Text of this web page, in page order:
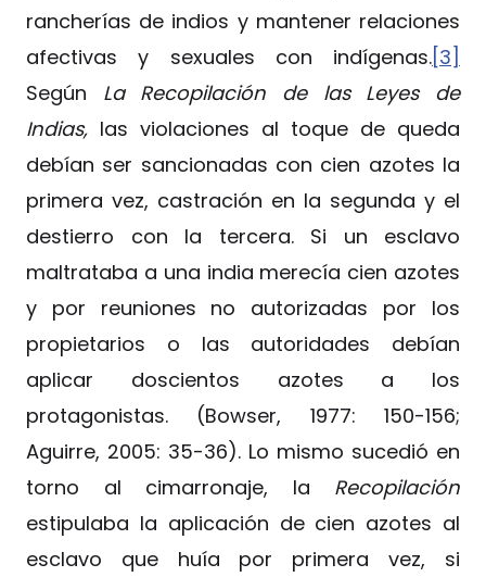
rancherías de indios y mantener relaciones
afectivas y sexuales con indígenas.[3]
Según La Recopilación de las Leyes de
Indias, las violaciones al toque de queda
debían ser sancionadas con cien azotes la
primera vez, castración en la segunda y el
destierro con la tercera. Si un esclavo
maltrataba a una india merecía cien azotes
y por reuniones no autorizadas por los
propietarios o las autoridades debían
aplicar doscientos azotes a los
protagonistas. (Bowser, 1977: 150-156;
Aguirre, 2005: 35-36). Lo mismo sucedió en
torno al cimarronaje, la Recopilación
estipulaba la aplicación de cien azotes al
esclavo que huía por primera vez, si